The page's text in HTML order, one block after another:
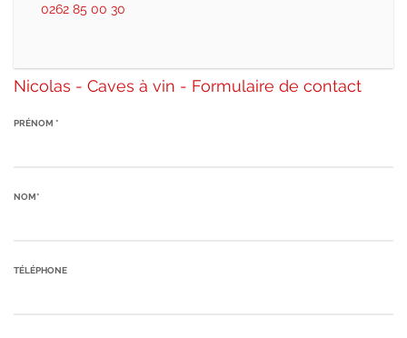
0262 85 00 30
Nicolas - Caves à vin - Formulaire de contact
PRÉNOM *
NOM*
TÉLÉPHONE